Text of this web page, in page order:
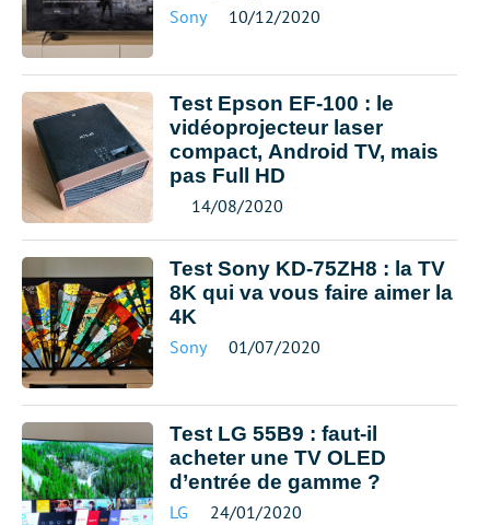
Sony 10/12/2020
Test Epson EF-100 : le
vidéoprojecteur laser
compact, Android TV, mais
pas Full HD
14/08/2020
Test Sony KD-75ZH8 : la TV
8K qui va vous faire aimer la
4K
Sony 01/07/2020
Test LG 55B9 : faut-il
acheter une TV OLED
d’entrée de gamme ?
LG 24/01/2020